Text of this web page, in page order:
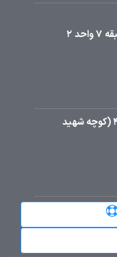
2
البرز، نظرآباد، الغدیر جنوبی، کوچه غدیر 4 (کوچه شهید